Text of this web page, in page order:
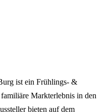
ist ein Frühlings- &
Markterlebnis in den
bieten auf dem